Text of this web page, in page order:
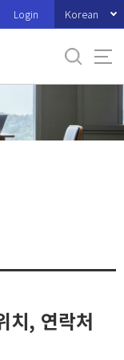
Login Korean
치, 연락처